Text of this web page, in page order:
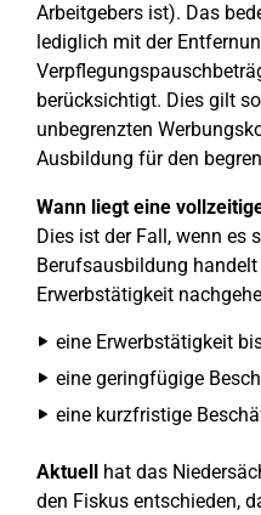
Arbeitgebers ist). Das
lediglich mit der
berücksichtigt. Dies gilt
unbegrenzten
Ausbildung für den
Wann liegt eine
Dies ist der Fall, wenn es
Berufsausbildung
Erwerbstätigkeit
eine Erwerbstätigkeit
eine geringfügige
eine kurzfristige
Aktuell hat das
den Fiskus entschieden,